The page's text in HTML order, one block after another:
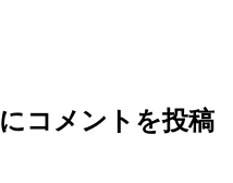
にコメントを投稿